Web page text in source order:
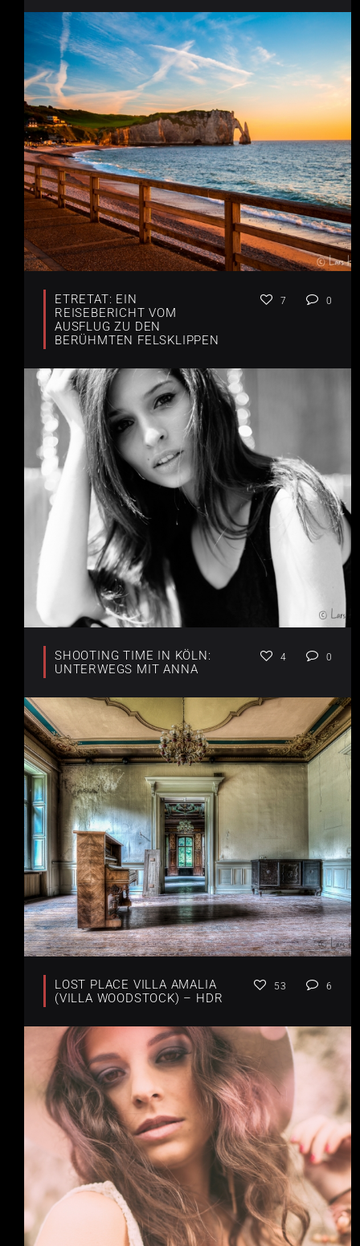
ETRETAT: EIN
REISEBERICHT VOM
AUSFLUG ZU DEN
BERÜHMTEN FELSKLIPPEN
7 0
SHOOTING TIME IN KÖLN:
UNTERWEGS MIT ANNA
4 0
LOST PLACE VILLA AMALIA
(VILLA WOODSTOCK) – HDR
53 6